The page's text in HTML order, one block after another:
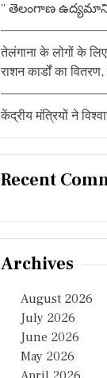
” తెలంగాణ
तेलंगाना के लोगों के
राशन कार्डों का
केंद्रीय मंत्रियों ने
Recent
Archives
August 2026
July 2026
June 2026
May 2026